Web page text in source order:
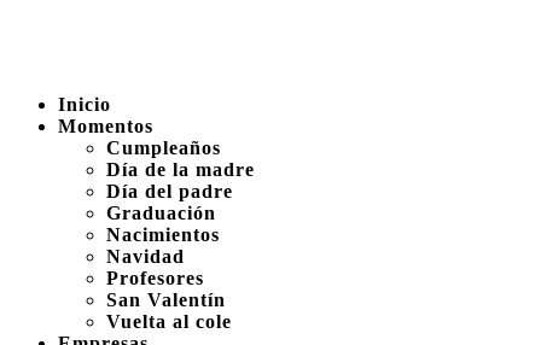
Inicio
Momentos
Cumpleaños
Día de la madre
Día del padre
Graduación
Nacimientos
Navidad
Profesores
San Valentín
Vuelta al cole